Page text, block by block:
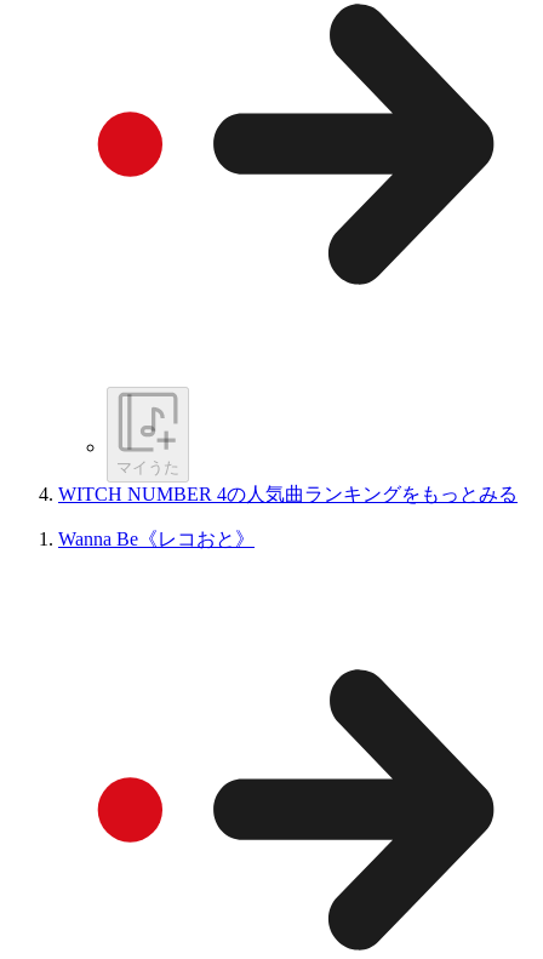
マイうた
WITCH NUMBER 4の人気曲ランキングをもっとみる
Wanna Be《レコおと》